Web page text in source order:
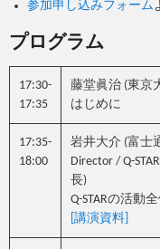
参加申し込みフォーム
プログラム
17:30-
17:35
藤堂眞治 (東京
はじめに
17:35-
18:00
岩井大介 (富士
Director / Q-
長)
Q-STARの活動
[講演資料]